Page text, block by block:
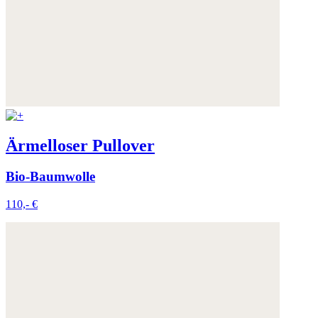
Ärmelloser Pullover
Bio-Baumwolle
110,- €